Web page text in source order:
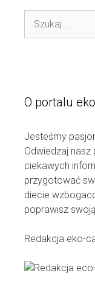
O portalu
Jesteśmy
Odwiedzaj nasz
ciekawych
przygotować
diecie
poprawisz
Redakcja eko-